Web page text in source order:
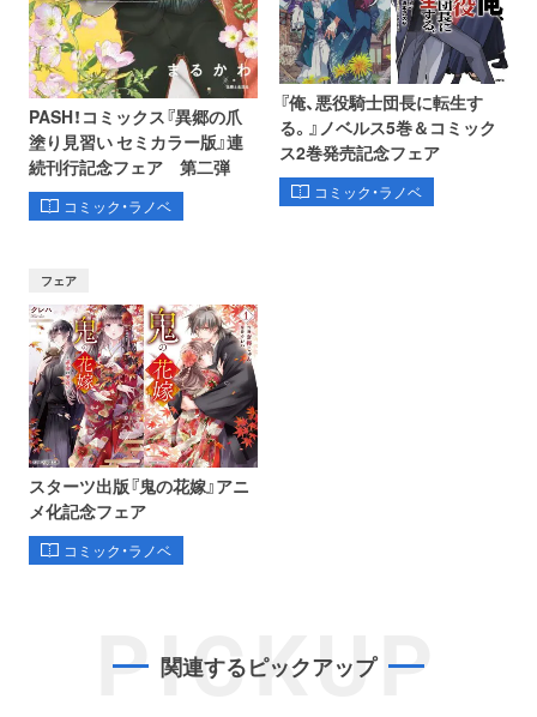
PASH！コミックス『異郷の爪
塗り見習い セミカラー版』連
続刊行記念フェア 第二弾
コミック・ラノベ
フェア
スターツ出版『鬼の花嫁』アニ
メ化記念フェア
コミック・ラノベ
『俺、悪役騎士団長に転生す
る。』ノベルス5巻＆コミック
ス2巻発売記念フェア
コミック・ラノベ
PICKUP
関連するピックアップ